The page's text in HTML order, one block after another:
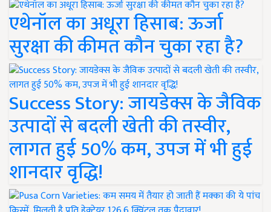
एथेनॉल का अधूरा हिसाब: ऊर्जा
सुरक्षा की कीमत कौन चुका रहा है?
Success Story: जायडेक्स के जैविक
उत्पादों से बदली खेती की तस्वीर,
लागत हुई 50% कम, उपज में भी हुई
शानदार वृद्धि!